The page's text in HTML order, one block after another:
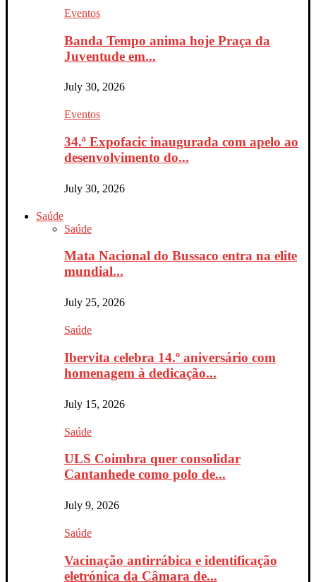
Eventos
Banda Tempo anima hoje Praça da
Juventude em...
July 30, 2026
Eventos
34.ª Expofacic inaugurada com apelo ao
desenvolvimento do...
July 30, 2026
Saúde
Saúde
Mata Nacional do Bussaco entra na elite
mundial...
July 25, 2026
Saúde
Ibervita celebra 14.º aniversário com
homenagem à dedicação...
July 15, 2026
Saúde
ULS Coimbra quer consolidar
Cantanhede como polo de...
July 9, 2026
Saúde
Vacinação antirrábica e identificação
eletrónica da Câmara de...